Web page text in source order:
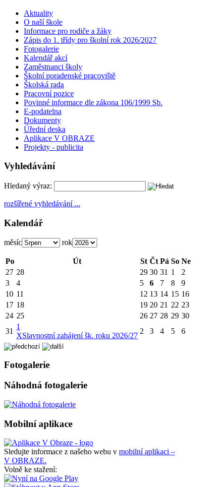
Aktuality
O naší škole
Informace pro rodiče a žáky
Zápis do 1. třídy pro školní rok 2026/2027
Fotogalerie
Kalendář akcí
Zaměstnanci školy
Školní poradenské pracoviště
Školská rada
Pracovní pozice
Povinné informace dle zákona 106/1999 Sb.
E-podatelna
Dokumenty
Úřední deska
Aplikace V OBRAZE
Projekty - publicita
Vyhledávání
Hledaný výraz:
rozšířené vyhledávání ...
Kalendář
měsíc rok
Po Út St Čt Pá So Ne
27 28 29 30 31 1
2
3
4 5 6 7 8
9
10 11 12 13 14 15 16
17 18 19 20 21 22 23
24 25 26 27 28 29 30
31
1
XSlavnostní zahájení šk. roku 2026/27
2 3 4 5 6
Fotogalerie
Náhodná fotogalerie
Mobilní aplikace
Sledujte informace z našeho webu v mobilní aplikaci –
V OBRAZE.
Volně ke stažení: